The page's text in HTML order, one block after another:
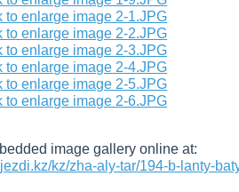
image gallery online at:
kz/zha-aly-tar/194-b-lanty-